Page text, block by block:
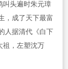
头遍时朱元璋
，成了天下最富
人据清代《白下
祖，左塑沈万